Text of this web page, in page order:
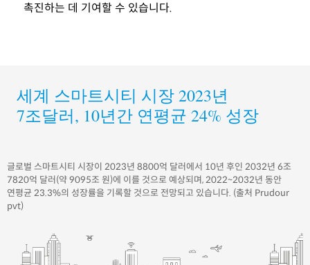
촉진하는 데 기여할 수 있습니다.
세계 스마트시티 시장 2023년
7조달러, 10년간 연평균 24% 성장
글로벌 스마트시티 시장이 2023년 8800억 달러에서 10년 후인 2032년 6조
7820억 달러(약 9095조 원)에 이를 것으로 예상되며, 2022~2032년 동안
연평균 23.3%의 성장률을 기록할 것으로 전망되고 있습니다. (출처 Prudour
pvt)